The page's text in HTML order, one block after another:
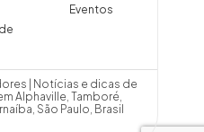
Eventos
| Notícias e dicas de
Alphaville, Tamboré,
São Paulo, Brasil